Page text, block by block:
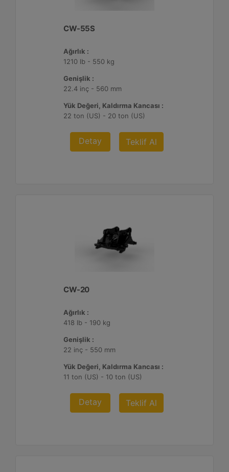
CW-55S
Ağırlık :
1210 lb - 550 kg
Genişlik :
22.4 inç - 560 mm
Yük Değeri, Kaldırma Kancası :
22 ton (US) - 20 ton (US)
Detay Teklif Al
CW-20
Ağırlık :
418 lb - 190 kg
Genişlik :
22 inç - 550 mm
Yük Değeri, Kaldırma Kancası :
11 ton (US) - 10 ton (US)
Detay Teklif Al